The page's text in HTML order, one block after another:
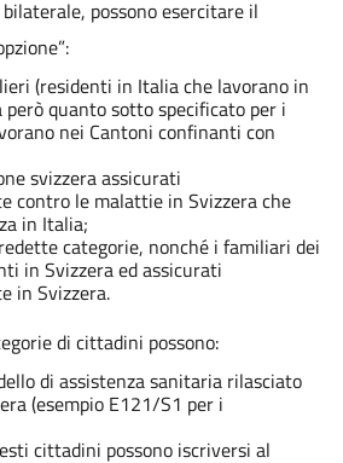
possono esercitare il
(residenti in Italia che lavorano in
però quanto sotto specificato per i
nei Cantoni confinanti con
svizzera assicurati
contro le malattie in Svizzera che
in Italia;
categorie, nonché i familiari dei
in Svizzera ed assicurati
in Svizzera.
di cittadini possono:
di assistenza sanitaria rilasciato
(esempio E121/S1 per i
cittadini possono iscriversi al